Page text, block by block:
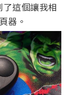
這個讓我相
器。